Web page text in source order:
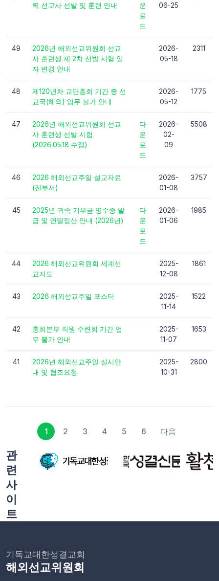
력 선교사 선발 및 훈련 안내
운
로
드
06-25
49
2026년 해외선교위원회 선교
사 훈련생 제 2차 선발 시험 일
자 변경 안내
2026-
05-18
2311
48
제120년차 교단총회 기간 중 선
교국(해외) 업무 불가 안내
2026-
05-12
1775
47
2026년 해외선교위원회 선교
사 훈련생 선발 시험
(2026.05.18 수정)
다
운
로
드
2026-
02-
09
5508
46
2026 해외선교주일 설교자료
(전부서)
2026-
01-08
3757
45
2025년 귀속 기부금 영수증 발
급 및 연말정산 안내 (2026년)
다
운
로
드
2026-
01-06
1985
44
2026 해외선교위원회 세계선
교지도
2025-
12-08
1861
43 2026 해외선교주일 포스터
2025-
11-14
1522
42
총회본부 직원 수련회 기간 업
무 불가 안내
2025-
11-07
1653
41
2026년 해외선교주일 실시안
내 및 협조요청
2025-
10-31
2800
1 2 3 4 5 6 다음
관
련
사
이
트
기독교대한성결교회
해외선교위원회